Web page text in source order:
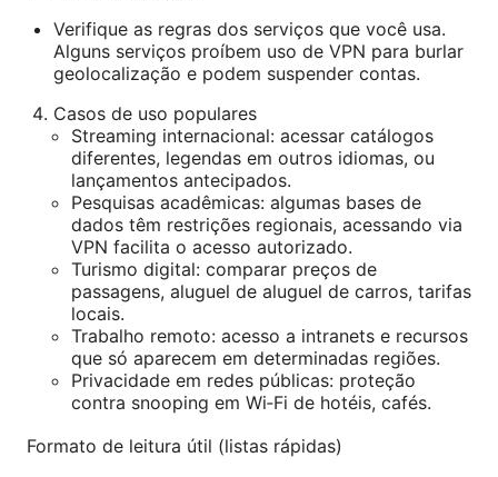
Verifique as regras dos serviços que você usa.
Alguns serviços proíbem uso de VPN para burlar
geolocalização e podem suspender contas.
Casos de uso populares
Streaming internacional: acessar catálogos
diferentes, legendas em outros idiomas, ou
lançamentos antecipados.
Pesquisas acadêmicas: algumas bases de
dados têm restrições regionais, acessando via
VPN facilita o acesso autorizado.
Turismo digital: comparar preços de
passagens, aluguel de aluguel de carros, tarifas
locais.
Trabalho remoto: acesso a intranets e recursos
que só aparecem em determinadas regiões.
Privacidade em redes públicas: proteção
contra snooping em Wi‑Fi de hotéis, cafés.
Formato de leitura útil (listas rápidas)